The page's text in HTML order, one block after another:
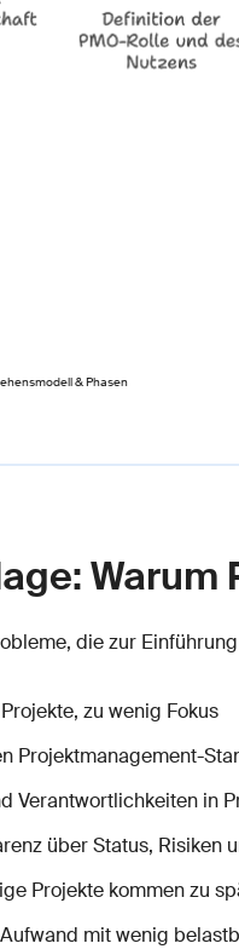
& Phasen
Warum
die zur
zu wenig Fokus
Projektmanagement-
Verantwortlichkeiten in
über Status, Risiken
Projekte kommen zu
mit wenig